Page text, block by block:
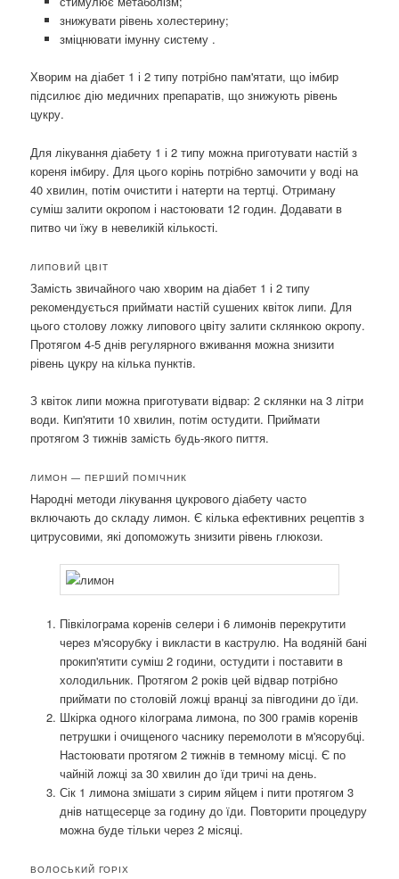
знижувати рівень холестерину;
зміцнювати імунну систему .
Хворим на діабет 1 і 2 типу потрібно пам'ятати, що імбир
підсилює дію медичних препаратів, що знижують рівень
цукру.
Для лікування діабету 1 і 2 типу можна приготувати настій з
кореня імбиру. Для цього корінь потрібно замочити у воді на
40 хвилин, потім очистити і натерти на тертці. Отриману
суміш залити окропом і настоювати 12 годин. Додавати в
питво чи їжу в невеликій кількості.
ЛИПОВИЙ ЦВІТ
Замість звичайного чаю хворим на діабет 1 і 2 типу
рекомендується приймати настій сушених квіток липи. Для
цього столову ложку липового цвіту залити склянкою окропу.
Протягом 4-5 днів регулярного вживання можна знизити
рівень цукру на кілька пунктів.
З квіток липи можна приготувати відвар: 2 склянки на 3 літри
води. Кип'ятити 10 хвилин, потім остудити. Приймати
протягом 3 тижнів замість будь-якого пиття.
ЛИМОН — ПЕРШИЙ ПОМІЧНИК
Народні методи лікування цукрового діабету часто
включають до складу лимон. Є кілька ефективних рецептів з
цитрусовими, які допоможуть знизити рівень глюкози.
Півкілограма коренів селери і 6 лимонів перекрутити
через м'ясорубку і викласти в каструлю. На водяній бані
прокип'ятити суміш 2 години, остудити і поставити в
холодильник. Протягом 2 років цей відвар потрібно
приймати по столовій ложці вранці за півгодини до їди.
Шкірка одного кілограма лимона, по 300 грамів коренів
петрушки і очищеного часнику перемолоти в м'ясорубці.
Настоювати протягом 2 тижнів в темному місці. Є по
чайній ложці за 30 хвилин до їди тричі на день.
Сік 1 лимона змішати з сирим яйцем і пити протягом 3
днів натщесерце за годину до їди. Повторити процедуру
можна буде тільки через 2 місяці.
ВОЛОСЬКИЙ ГОРІХ